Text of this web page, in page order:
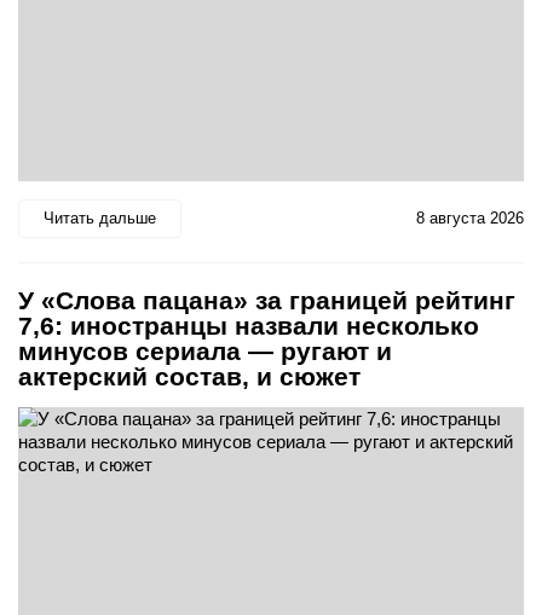
Читать дальше 8 августа 2026
У «Слова пацана» за границей рейтинг
7,6: иностранцы назвали несколько
минусов сериала — ругают и
актерский состав, и сюжет